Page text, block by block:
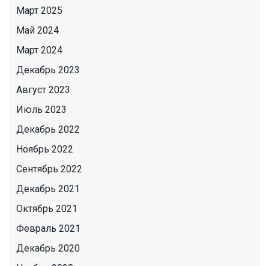
Март 2025
Май 2024
Март 2024
Декабрь 2023
Август 2023
Июль 2023
Декабрь 2022
Ноябрь 2022
Сентябрь 2022
Декабрь 2021
Октябрь 2021
Февраль 2021
Декабрь 2020